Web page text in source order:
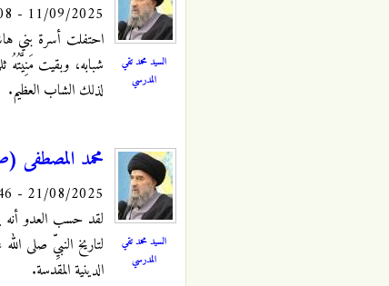
السيد محمد تقي
المدرسي
11/09/2025 - 15:08
احتفلت أسرة بني
شبابه، وبقيت مَنِيَّتُهُ
لذلك الشاب العظيم.
السيد محمد تقي
المدرسي
محمد
21/08/2025 - 14:46
لقد حسب العدو أنه
لتاريخ النبيِّ صلى
الدينية المقدسة.